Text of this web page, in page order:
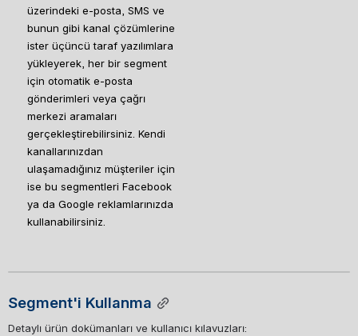
üzerindeki e-posta, SMS ve
bunun gibi kanal çözümlerine
ister üçüncü taraf yazılımlara
yükleyerek, her bir segment
için otomatik e-posta
gönderimleri veya çağrı
merkezi aramaları
gerçekleştirebilirsiniz. Kendi
kanallarınızdan
ulaşamadığınız müşteriler için
ise bu segmentleri Facebook
ya da Google reklamlarınızda
kullanabilirsiniz.
Segment'i Kullanma
Detaylı ürün dokümanları ve kullanıcı kılavuzları: